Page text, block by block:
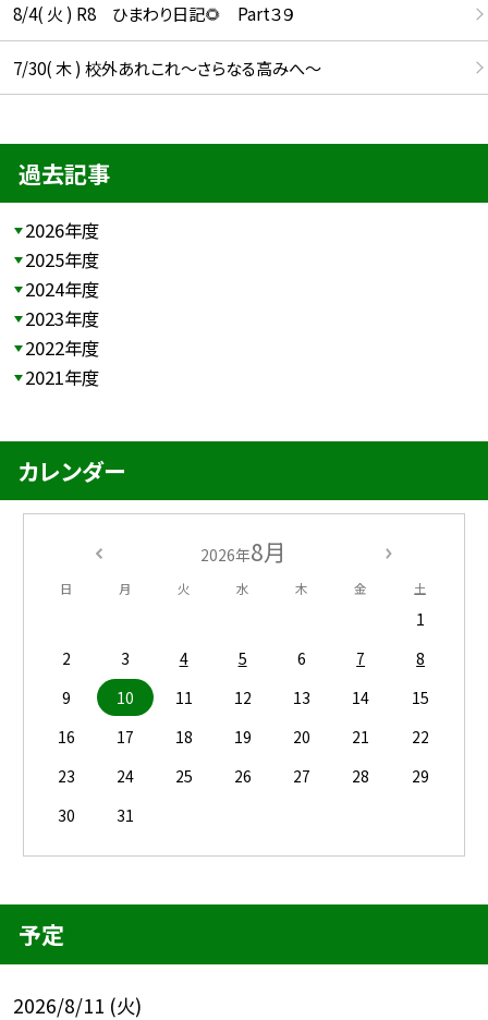
8/4( 火 ) R8 ひまわり日記🌻 Part３９
7/30( 木 ) 校外あれこれ〜さらなる高みへ〜
過去記事
2026年度
2025年度
2024年度
2023年度
2022年度
2021年度
カレンダー
2026年8月
日 月 火 水 木 金 土
1
2
3 4 5 6 7
8
9
10 11 12 13 14
15
16
17 18 19 20 21
22
23
24 25 26 27 28
29
30
31
予定
2026/8/11 (火)